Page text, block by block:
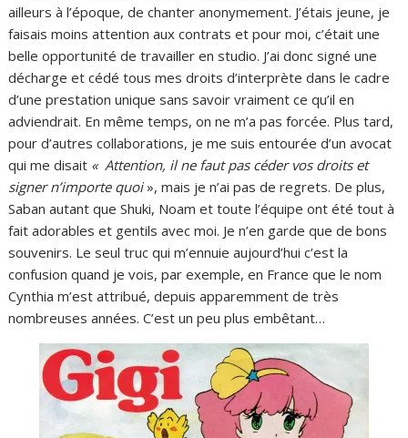
ailleurs à l’époque, de chanter anonymement. J’étais jeune, je
faisais moins attention aux contrats et pour moi, c’était une
belle opportunité de travailler en studio. J’ai donc signé une
décharge et cédé tous mes droits d’interprète dans le cadre
d’une prestation unique sans savoir vraiment ce qu’il en
adviendrait. En même temps, on ne m’a pas forcée. Plus tard,
pour d’autres collaborations, je me suis entourée d’un avocat
qui me disait « Attention, il ne faut pas céder vos droits et
signer n’importe quoi», mais je n’ai pas de regrets. De plus,
Saban autant que Shuki, Noam et toute l’équipe ont été tout à
fait adorables et gentils avec moi. Je n’en garde que de bons
souvenirs. Le seul truc qui m’ennuie aujourd’hui c’est la
confusion quand je vois, par exemple, en France que le nom
Cynthia m’est attribué, depuis apparemment de très
nombreuses années. C’est un peu plus embêtant…